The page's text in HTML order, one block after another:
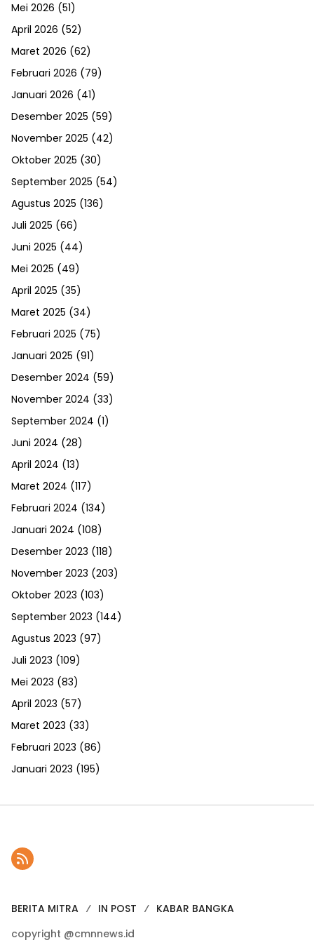
Mei 2026 (51)
April 2026 (52)
Maret 2026 (62)
Februari 2026 (79)
Januari 2026 (41)
Desember 2025 (59)
November 2025 (42)
Oktober 2025 (30)
September 2025 (54)
Agustus 2025 (136)
Juli 2025 (66)
Juni 2025 (44)
Mei 2025 (49)
April 2025 (35)
Maret 2025 (34)
Februari 2025 (75)
Januari 2025 (91)
Desember 2024 (59)
November 2024 (33)
September 2024 (1)
Juni 2024 (28)
April 2024 (13)
Maret 2024 (117)
Februari 2024 (134)
Januari 2024 (108)
Desember 2023 (118)
November 2023 (203)
Oktober 2023 (103)
September 2023 (144)
Agustus 2023 (97)
Juli 2023 (109)
Mei 2023 (83)
April 2023 (57)
Maret 2023 (33)
Februari 2023 (86)
Januari 2023 (195)
BERITA MITRA IN POST
KABAR BANGKA
copyright @cmnnews.id